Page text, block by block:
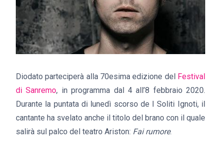
Diodato parteciperà alla 70esima edizione del Festival
di Sanremo, in programma dal 4 all’8 febbraio 2020.
Durante la puntata di lunedì scorso de I Soliti Ignoti, il
cantante ha svelato anche il titolo del brano con il quale
salirà sul palco del teatro Ariston: Fai rumore.